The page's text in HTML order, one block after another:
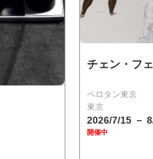
チェン・フ
ペロタン東京
東京
2026/7/15 －
開催中